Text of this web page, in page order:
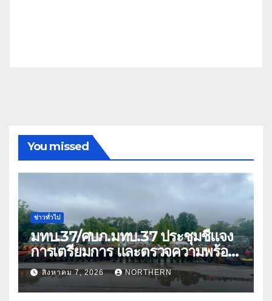
You missed
ข่าวทั่วไป
มทบ.37/ศบภ.มทบ.37 ประชุมชี้แจง
การเตรียมการ และตรวจความพร้อม
ด้านการบรรเทาสาธารณภัย
สิงหาคม 7, 2026 NORTHERN